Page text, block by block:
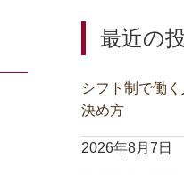
最近の
シフト制で働
決め方
2026年8月7日